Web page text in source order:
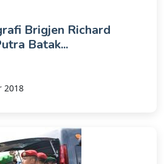
Brigjen Richard
Batak...
2018